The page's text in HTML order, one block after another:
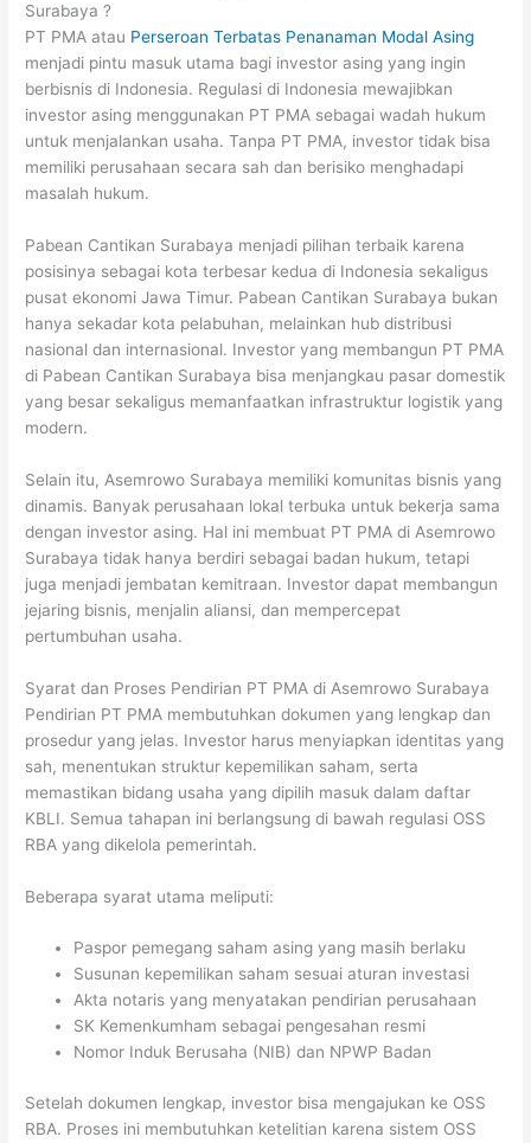
Surabaya ?
PT PMA atau Perseroan Terbatas Penanaman Modal Asing
menjadi pintu masuk utama bagi investor asing yang ingin
berbisnis di Indonesia. Regulasi di Indonesia mewajibkan
investor asing menggunakan PT PMA sebagai wadah hukum
untuk menjalankan usaha. Tanpa PT PMA, investor tidak bisa
memiliki perusahaan secara sah dan berisiko menghadapi
masalah hukum.
Pabean Cantikan Surabaya menjadi pilihan terbaik karena
posisinya sebagai kota terbesar kedua di Indonesia sekaligus
pusat ekonomi Jawa Timur. Pabean Cantikan Surabaya bukan
hanya sekadar kota pelabuhan, melainkan hub distribusi
nasional dan internasional. Investor yang membangun PT PMA
di Pabean Cantikan Surabaya bisa menjangkau pasar domestik
yang besar sekaligus memanfaatkan infrastruktur logistik yang
modern.
Selain itu, Asemrowo Surabaya memiliki komunitas bisnis yang
dinamis. Banyak perusahaan lokal terbuka untuk bekerja sama
dengan investor asing. Hal ini membuat PT PMA di Asemrowo
Surabaya tidak hanya berdiri sebagai badan hukum, tetapi
juga menjadi jembatan kemitraan. Investor dapat membangun
jejaring bisnis, menjalin aliansi, dan mempercepat
pertumbuhan usaha.
Syarat dan Proses Pendirian PT PMA di Asemrowo Surabaya
Pendirian PT PMA membutuhkan dokumen yang lengkap dan
prosedur yang jelas. Investor harus menyiapkan identitas yang
sah, menentukan struktur kepemilikan saham, serta
memastikan bidang usaha yang dipilih masuk dalam daftar
KBLI. Semua tahapan ini berlangsung di bawah regulasi OSS
RBA yang dikelola pemerintah.
Beberapa syarat utama meliputi:
Paspor pemegang saham asing yang masih berlaku
Susunan kepemilikan saham sesuai aturan investasi
Akta notaris yang menyatakan pendirian perusahaan
SK Kemenkumham sebagai pengesahan resmi
Nomor Induk Berusaha (NIB) dan NPWP Badan
Setelah dokumen lengkap, investor bisa mengajukan ke OSS
RBA. Proses ini membutuhkan ketelitian karena sistem OSS